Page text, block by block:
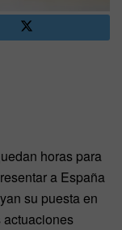
horas para
a España
su puesta en
actuaciones